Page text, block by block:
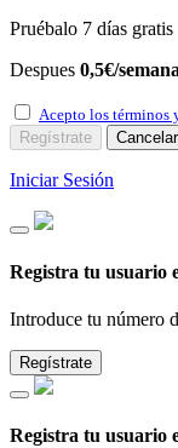
Pruébalo 7 días gratis
Despues 0,5€/semana
Acepto los términos
Regístrate
Cancelar
Iniciar Sesión
Registra tu usuario
Introduce tu número
Regístrate
Registra tu usuario